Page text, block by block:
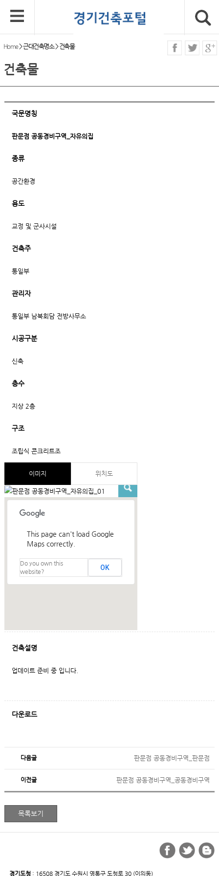
Home>근대건축명소>건축물
건축물
국문명칭
판문점 공동경비구역_자유의집
종류
공간환경
용도
교정 및 군사시설
건축주
통일부
관리자
통일부 남북회담 전방사무소
시공구분
신축
층수
지상 2층
구조
조립식 콘크리트조
이미지 위치도
This page can't load Google
Maps correctly.
Do you own this
website?
OK
건축설명
업데이트 준비 중 입니다.
다운로드
다음글 판문점 공동경비구역_판문점
이전글 판문점 공동경비구역_공동경비구역
경기도청: 16508 경기도 수원시 영통구 도청로 30 (이의동)